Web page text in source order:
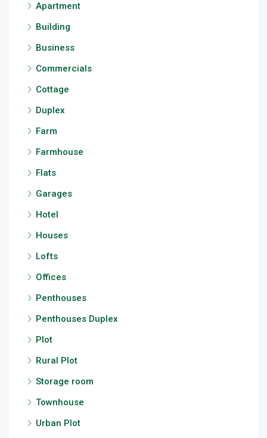
Apartment
Building
Business
Commercials
Cottage
Duplex
Farm
Farmhouse
Flats
Garages
Hotel
Houses
Lofts
Offices
Penthouses
Penthouses Duplex
Plot
Rural Plot
Storage room
Townhouse
Urban Plot